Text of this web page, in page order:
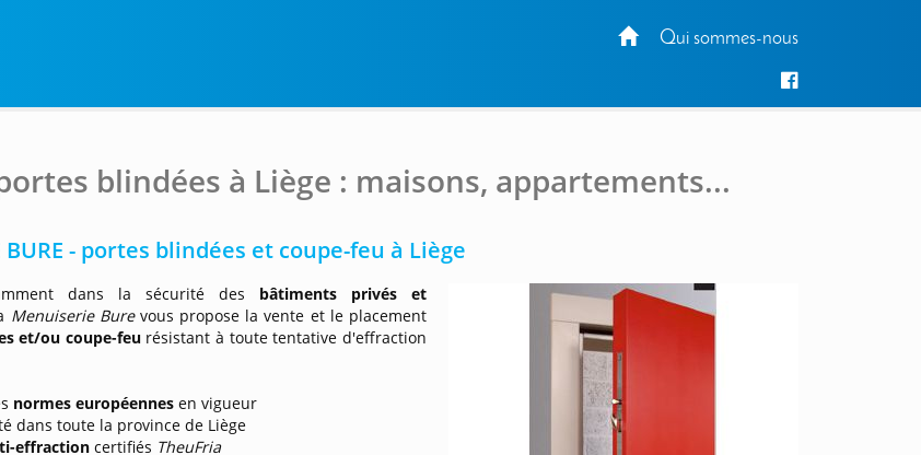
Qui sommes-nous
blindées à Liège : maisons, appartements...
BURE - portes blindées et coupe-feu à Liège
dans la sécurité des bâtiments privés et
Menuiserie Bure vous propose la vente et le placement
et/ou coupe-feu résistant à toute tentative d'effraction
normes européennes en vigueur
dans toute la province de Liège
effractioncertifiés TheuFria